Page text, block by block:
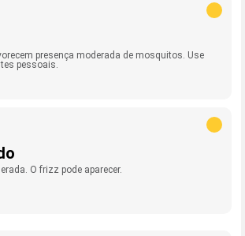
presença moderada de mosquitos. Use
pessoais.
O frizz pode aparecer.